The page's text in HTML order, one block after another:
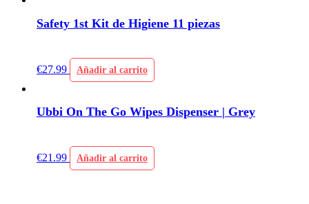
Safety 1st Kit de Higiene 11 piezas
€27.99 Añadir al carrito
Ubbi On The Go Wipes Dispenser | Grey
€21.99 Añadir al carrito